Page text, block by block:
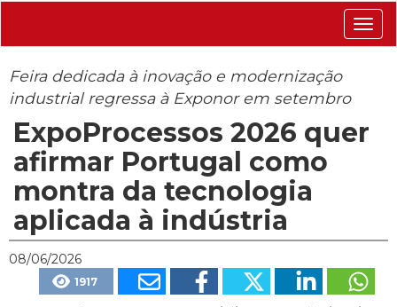
Feira dedicada à inovação e modernização
industrial regressa à Exponor em setembro
ExpoProcessos 2026 quer
afirmar Portugal como
montra da tecnologia
aplicada à indústria
08/06/2026
1917